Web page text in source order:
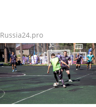
Russia24.pro